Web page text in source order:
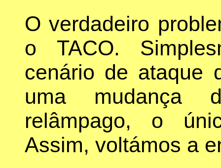
O verdadeiro
o TACO.
cenário de ataque
uma mudança
relâmpago, o
Assim, voltámos a